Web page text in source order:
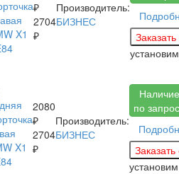
₽
2704
₽
Производитель:
БИЗНЕС
2080
₽
2704
₽
Производитель:
БИЗНЕС
Наличие
по